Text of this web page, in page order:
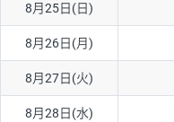
8月25日(日)
8月26日(月)
8月27日(火)
8月28日(水)